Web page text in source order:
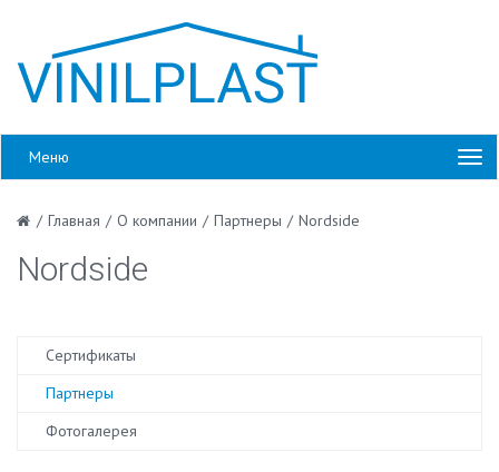
Меню
/ Главная / О компании / Партнеры / Nordside
Nordside
Сертификаты
Партнеры
Фотогалерея